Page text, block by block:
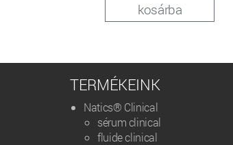
kosárba
TERMÉKEINK
Natics® Clinical
sérum clinical
fluide clinical